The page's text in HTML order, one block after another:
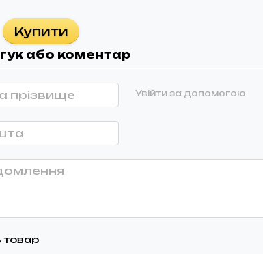
Купити
або коментар
Увійти за допомогою
товар